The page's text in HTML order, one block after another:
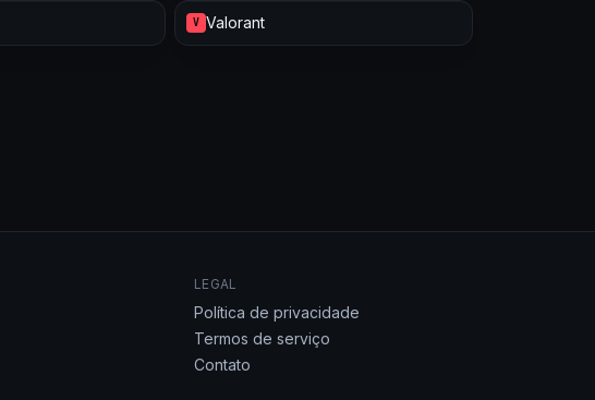
V Valorant
LEGAL
Política de privacidade
Termos de serviço
Contato